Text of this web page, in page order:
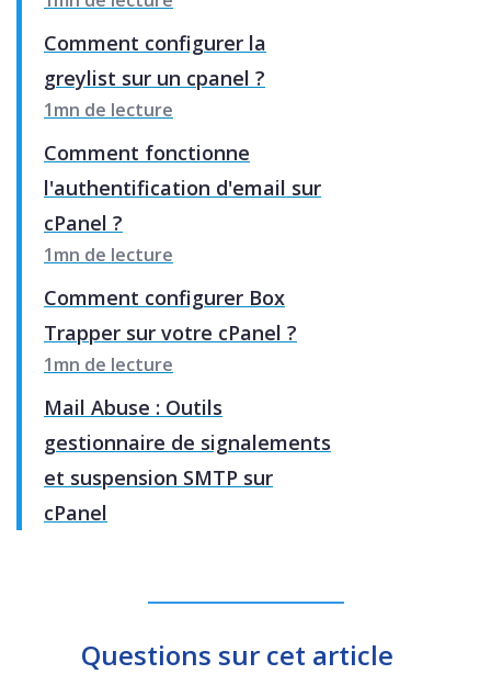
Comment configurer la
greylist sur un cpanel ?
1mn de lecture
Comment fonctionne
l'authentification d'email sur
cPanel ?
1mn de lecture
Comment configurer Box
Trapper sur votre cPanel ?
1mn de lecture
Mail Abuse : Outils
gestionnaire de signalements
et suspension SMTP sur
cPanel
Questions sur cet article